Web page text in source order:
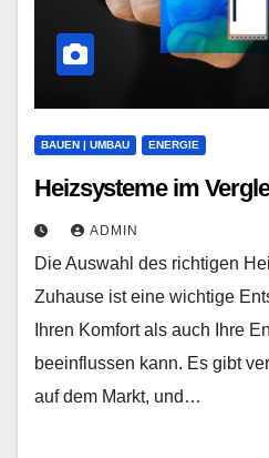
BAUEN | UMBAU ENERGIE
Heizsysteme im
ADMIN
Die Auswahl des richtigen
Zuhause ist eine wichtige
Ihren Komfort als auch Ihre
beeinflussen kann. Es gibt
auf dem Markt, und…